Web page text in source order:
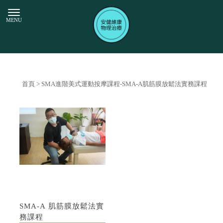
首頁> SMA進階美式運動按摩課程-SMA-A肌筋膜放鬆法實務課程
SMA-A 肌筋膜放鬆法實
務課程